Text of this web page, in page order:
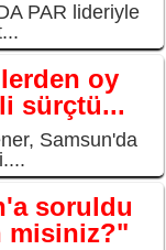
PAR lideriyle
oy
sürçtü...
Samsun'da
soruldu
misiniz?"